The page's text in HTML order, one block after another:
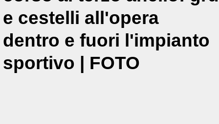
e cestelli all'opera
dentro e fuori l'impianto
sportivo | FOTO